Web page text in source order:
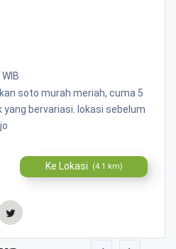
soto murah meriah, cuma 5
yang bervariasi. lokasi sebelum
Ke Lokasi (4.1 km)